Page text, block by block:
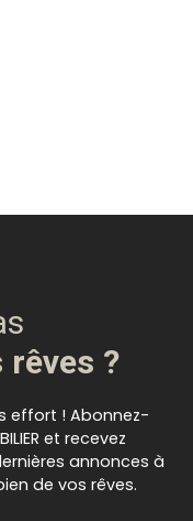
rêves ?
effort ! Abonnez-
et recevez
annonces à
de vos rêves.